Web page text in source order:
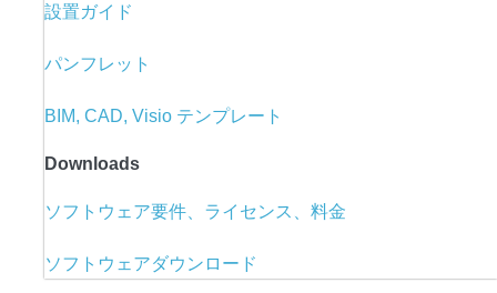
設置ガイド
パンフレット
BIM, CAD, Visio テンプレート
Downloads
ソフトウェア要件、ライセンス、料金
ソフトウェアダウンロード